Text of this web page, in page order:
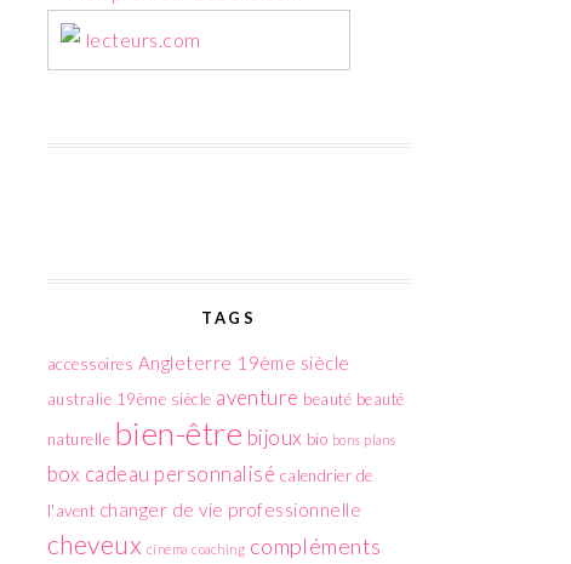
lecteurs.com
TAGS
accessoires Angleterre 19ème siècle
australie 19ème siècle aventure beauté beauté
naturelle bien-être bijoux bio bons plans
box cadeau personnalisé calendrier de
l'avent changer de vie professionnelle
cheveux cinema coaching compléments